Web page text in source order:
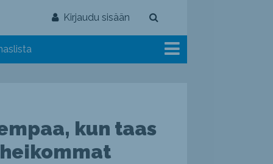
Kirjaudu sisään
kun taas